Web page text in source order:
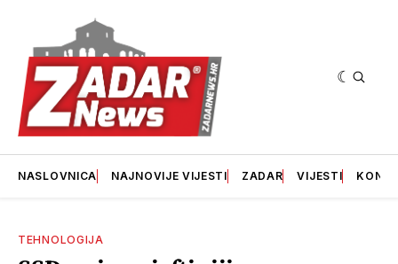
NASLOVNICA NAJNOVIJE VIJESTI ZADAR VIJESTI
TEHNOLOGIJA